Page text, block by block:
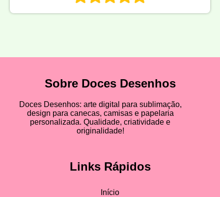
Sobre Doces Desenhos
Doces Desenhos: arte digital para sublimação,
design para canecas, camisas e papelaria
personalizada. Qualidade, criatividade e
originalidade!
Links Rápidos
Início